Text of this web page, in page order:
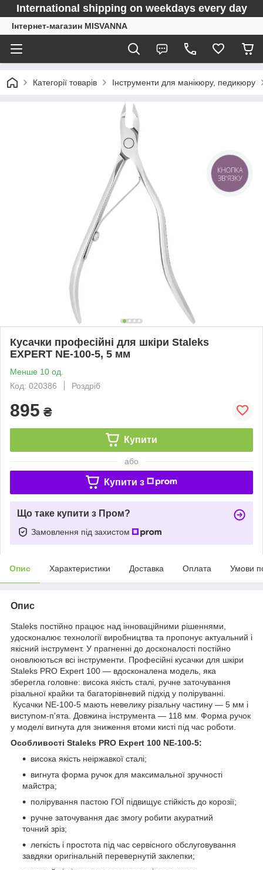
International shipping on weekdays every day
Інтернет-магазин MISVANNA
Категорії товарів Інструменти для манікюру, педикюру
Кусачки професійні для шкіри Staleks
EXPERT NE-100-5, 5 мм
Менше 10 од.
Код: 020386
Роздріб
895 ₴
Купити
або
Купити з
Що таке купити з Пром?
Замовлення під захистом
Опис Характеристики Доставка Оплата Умови
Опис
Staleks постійно працює над інноваційними рішеннями,
удосконалює технології виробництва та пропонує актуальний і
якісний інструмент. У прагненні до досконалості постійно
оновлюються всі інструменти. Професійні кусачки для шкіри
Staleks PRO Expert 100 — вдосконалена модель, яка
зберегла головне: висока якість сталі, ручне заточування
різальної крайки та багаторівневий підхід у поліруванні.
Кусачки NE-100-5 мають невелику різальну частину — 5 мм і
виступом-п'ята. Довжина інструмента — 118 мм. Форма ручок
у моделі вигнута для зниження втоми кисті під час роботи.
Особливості Staleks PRO Expert 100 NE-100-5:
висока якість неіржавкої сталі;
вигнута форма ручок для максимальної зручності
майстра;
полірування пастою ГОЇ підвищує стійкість до корозії;
ручне заточування дає змогу робити акуратний
точний зріз;
легкість і простота під час сервісного обслуговування
завдяки оригінальній перевернутій заклепки;
КНОПКА
ЗВ'ЯЗКУ